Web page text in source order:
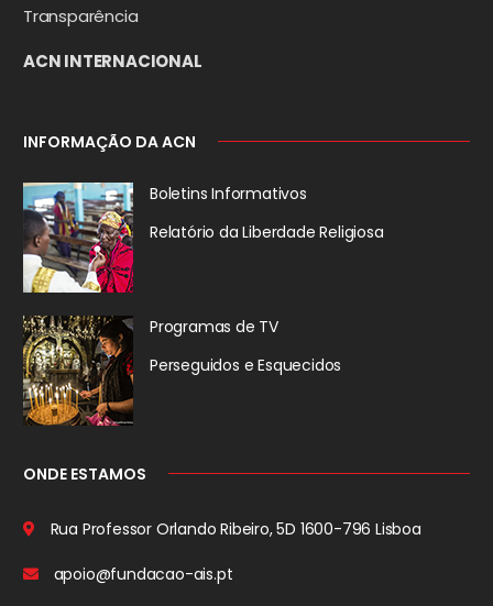
Transparência
ACN INTERNACIONAL
INFORMAÇÃO DA ACN
Boletins Informativos
Relatório da Liberdade Religiosa
Programas de TV
Perseguidos e Esquecidos
ONDE ESTAMOS
Rua Professor Orlando Ribeiro, 5D 1600-796 Lisboa
apoio@fundacao-ais.pt